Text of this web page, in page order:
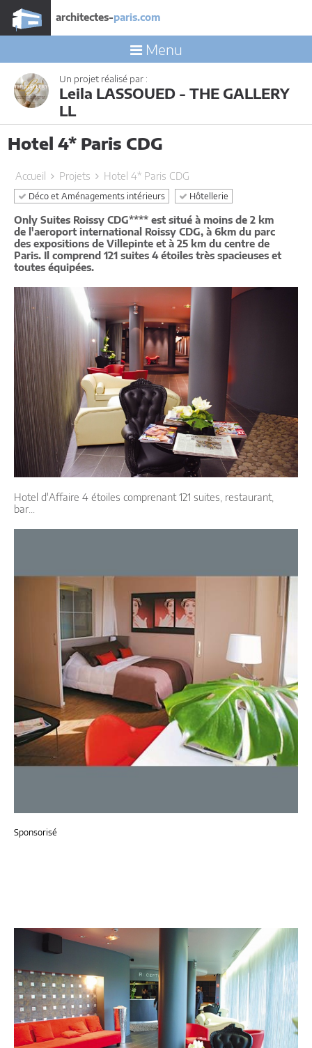
architectes-paris.com
Menu
Un projet réalisé par :
Leila LASSOUED - THE GALLERY
LL
Hotel 4* Paris CDG
Accueil Projets Hotel 4* Paris CDG
Déco et Aménagements intérieurs Hôtellerie
Only Suites Roissy CDG**** est situé à moins de 2 km
de l'aeroport international Roissy CDG, à 6km du parc
des expositions de Villepinte et à 25 km du centre de
Paris. Il comprend 121 suites 4 étoiles très spacieuses et
toutes équipées.
Hotel d'Affaire 4 étoiles comprenant 121 suites, restaurant,
bar...
Sponsorisé